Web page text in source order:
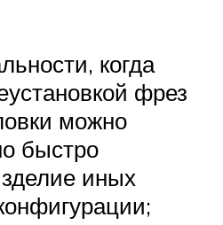
когда
фрез
можно
быстро
иных